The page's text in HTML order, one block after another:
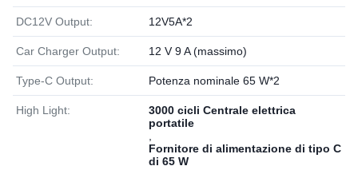
DC12V Output: 12V5A*2
Car Charger Output: 12 V 9 A (massimo)
Type-C Output: Potenza nominale 65 W*2
High Light:
3000 cicli Centrale elettrica
portatile
Fornitore di alimentazione di tipo C
di 65 W